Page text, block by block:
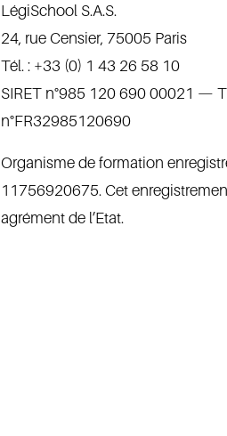
LégiSchool S.A.S.
24, rue Censier, 75005 Paris
Tél. : +33 (0) 1 43 26 58 10
SIRET n°985 120 690 00021 —
n°FR32985120690
Organisme de formation
11756920675. Cet
agrément de l’Etat.